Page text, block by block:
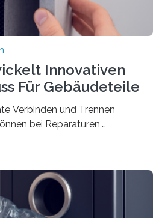
Innovativen
Für Gebäudeteile
Verbinden und Trennen
bei Reparaturen,
eingespart werden. Ein
mit Unternehmenspartnern
für Gebäude entwickelt:
Gebäudeteile